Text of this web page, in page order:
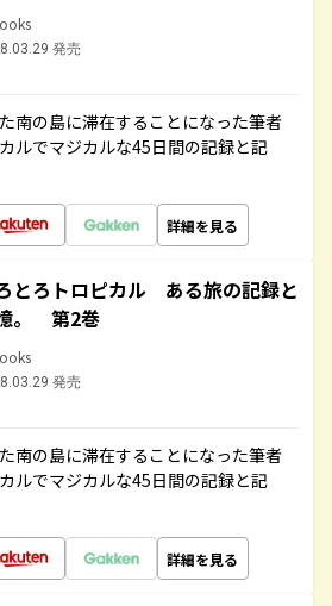
発売
南の島に滞在することになった筆者
ルでマジカルな45日間の記録と記
詳細を見る
とろトロピカル ある旅の記録と
。 第2巻
発売
南の島に滞在することになった筆者
ルでマジカルな45日間の記録と記
詳細を見る